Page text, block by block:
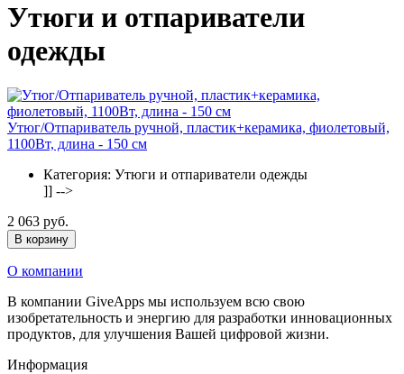
Утюги и отпариватели
одежды
Утюг/Отпариватель ручной, пластик+керамика, фиолетовый,
1100Вт, длина - 150 см
Категория: Утюги и отпариватели одежды
]] -->
2 063 руб.
В корзину
О компании
В компании GiveApps мы используем всю свою
изобретательность и энергию для разработки инновационных
продуктов, для улучшения Вашей цифровой жизни.
Информация